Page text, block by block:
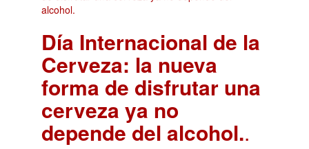
Día Internacional de la
Cerveza: la nueva
forma de disfrutar una
cerveza ya no
depende del alcohol..